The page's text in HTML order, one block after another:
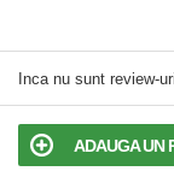
Inca nu sunt review-
ADAUGA UN